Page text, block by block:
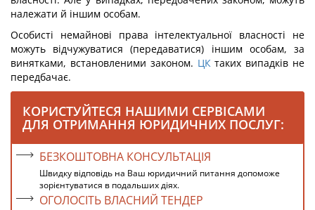
належати й іншим особам.
Особисті немайнові права інтелектуальної власності не
можуть відчужуватися (передаватися) іншим особам, за
винятками, встановленими законом. ЦКтаких випадків не
передбачає.
КОРИСТУЙТЕСЯ НАШИМИ СЕРВІСАМИ
ДЛЯ ОТРИМАННЯ ЮРИДИЧНИХ ПОСЛУГ:
БЕЗКОШТОВНА КОНСУЛЬТАЦІЯ
Швидку відповідь на Ваш юридичний питання допоможе
зорієнтуватися в подальших діях.
ОГОЛОСІТЬ ВЛАСНИЙ ТЕНДЕР